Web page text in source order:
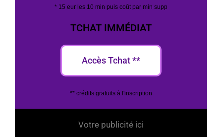
* 15 eur les 10 min puis coût par min supp
TCHAT IMMÉDIAT
Accès Tchat **
** crédits gratuits à l'inscription
Votre publicité ici